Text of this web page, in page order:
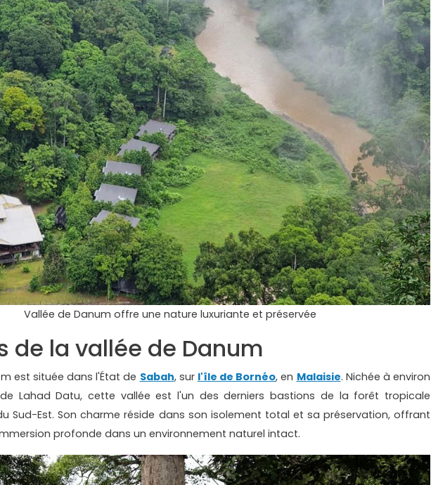
Vallée de Danum offre une nature luxuriante et préservée
de la vallée de Danum
est située dans l'État de Sabah, sur l'île de Bornéo, en Malaisie. Nichée à environ
Lahad Datu, cette vallée est l'un des derniers bastions de la forêt tropicale
Sud-Est. Son charme réside dans son isolement total et sa préservation, offrant
profonde dans un environnement naturel intact.